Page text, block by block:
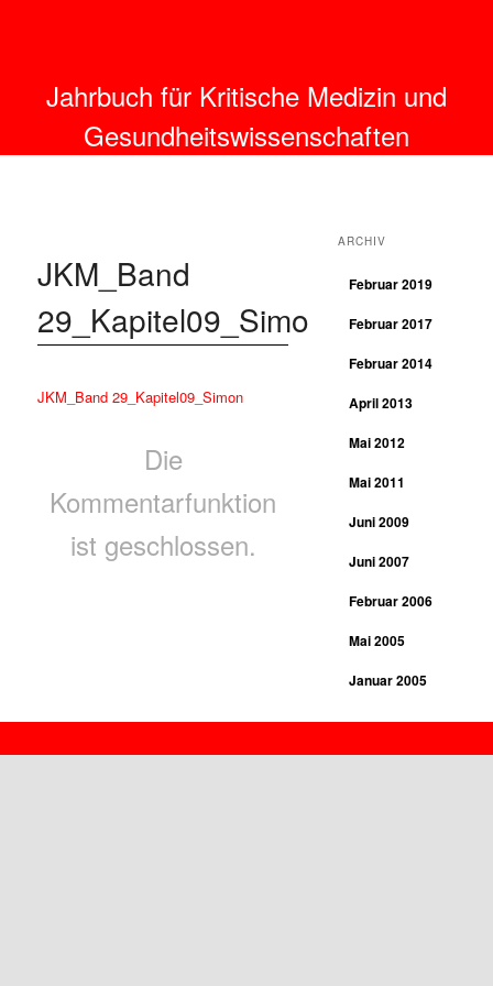
Jahrbuch für Kritische Medizin und
Gesundheitswissenschaften
JKM_Band
29_Kapitel09_Simon
JKM_Band 29_Kapitel09_Simon
Die
Kommentarfunktion
ist geschlossen.
ARCHIV
Februar 2019
Februar 2017
Februar 2014
April 2013
Mai 2012
Mai 2011
Juni 2009
Juni 2007
Februar 2006
Mai 2005
Januar 2005
Januar 2004
Juli 2003